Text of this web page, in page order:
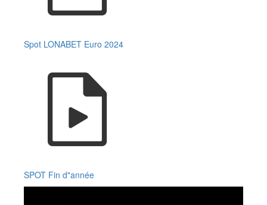
Spot LONABET Euro 2024
SPOT Fin d"année